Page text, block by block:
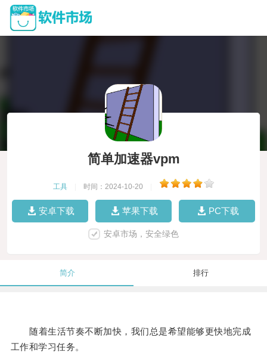
简单加速器vpm
工具 时间：2024-10-20
安卓下载 苹果下载 PC下载
安卓市场，安全绿色
简介 排行
随着生活节奏不断加快，我们总是希望能够更快地完成
工作和学习任务。